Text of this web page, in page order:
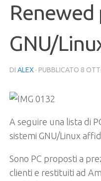
Renewed
GNU/
DI ALEX · PUBBLICATO 8
A seguire una lista di
sistemi GNU/Linux
Sono PC proposti a
clienti e restituiti ad